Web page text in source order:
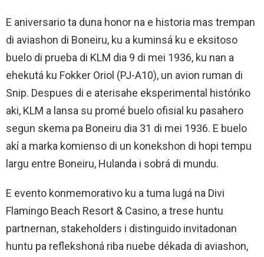
E aniversario ta duna honor na e historia mas trempan
di aviashon di Boneiru, ku a kuminsá ku e eksitoso
buelo di prueba di KLM dia 9 di mei 1936, ku nan a
ehekutá ku Fokker Oriol (PJ-A10), un avion ruman di
Snip. Despues di e aterisahe eksperimental históriko
aki, KLM a lansa su promé buelo ofisial ku pasahero
segun skema pa Boneiru dia 31 di mei 1936. E buelo
akí a marka komienso di un konekshon di hopi tempu
largu entre Boneiru, Hulanda i sobrá di mundu.
E evento konmemorativo ku a tuma lugá na Divi
Flamingo Beach Resort & Casino, a trese huntu
partnernan, stakeholders i distinguido invitadonan
huntu pa reflekshoná riba nuebe dékada di aviashon,